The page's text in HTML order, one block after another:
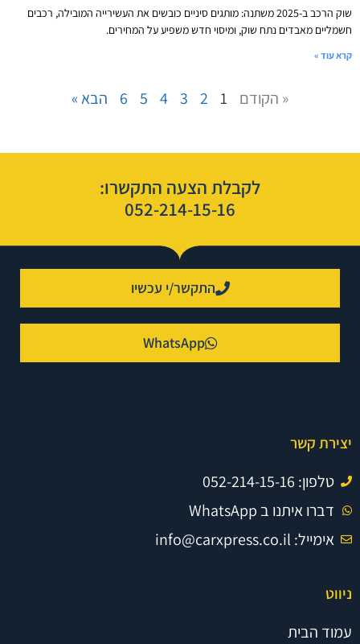
שוק הרכב ב-2025 משתנה: מותגים סיניים כובשים את העשירייה המובילה, רכבים
חשמליים מאבדים נתח שוק, ומיסוי חדש משפיע על המחירים.
קרא עוד »
« הקודם 1
2
3
4
5
6 הבא »
לקבלת הצעה התקשרו:
052-214-15-16
התקשר/י עכשיו
WhatsApp
יצירת קשר
טלפון: 052-214-15-16
דברו איתנו ב WhatsApp
אימייל: info@carxpress.co.il
ניווט
עמוד הבית